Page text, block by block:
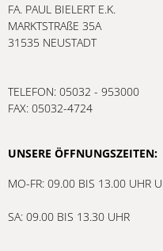
FA. PAUL BIELERT E.K.
MARKTSTRAßE 35A
31535 NEUSTADT
TELEFON: 05032 - 953000
FAX: 05032-4724
UNSERE ÖFFNUNGSZEITEN:
MO-FR: 09.00 BIS 13.00 UHR
SA: 09.00 BIS 13.30 UHR